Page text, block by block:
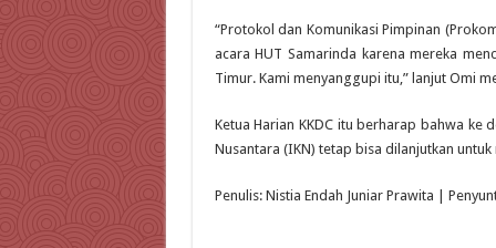
“Protokol dan Komunikasi Pimpinan
acara HUT Samarinda karena mereka
Timur. Kami menyanggupi itu,” lanjut Omi
Ketua Harian KKDC itu berharap bahwa ke
Nusantara (IKN) tetap bisa dilanjutkan
Penulis: Nistia Endah Juniar Prawita |